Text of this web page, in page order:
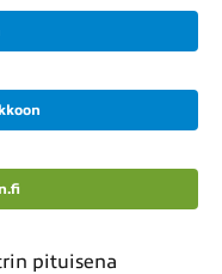
pituisena